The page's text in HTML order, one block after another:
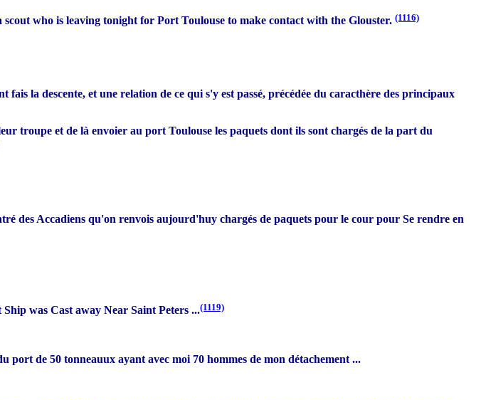
who is leaving tonight for Port Toulouse to make contact with the Glouster. (1116)
la descente, et une relation de ce qui s'y est passé, précédée du caracthère des principaux
troupe et de là envoier au port Toulouse les paquets dont ils sont chargés de la part du
des Accadiens qu'on renvois aujourd'huy chargés de paquets pour le cour pour Se rendre en
was Cast away Near Saint Peters ...(1119)
de 50 tonneauux ayant avec moi 70 hommes de mon détachement ...